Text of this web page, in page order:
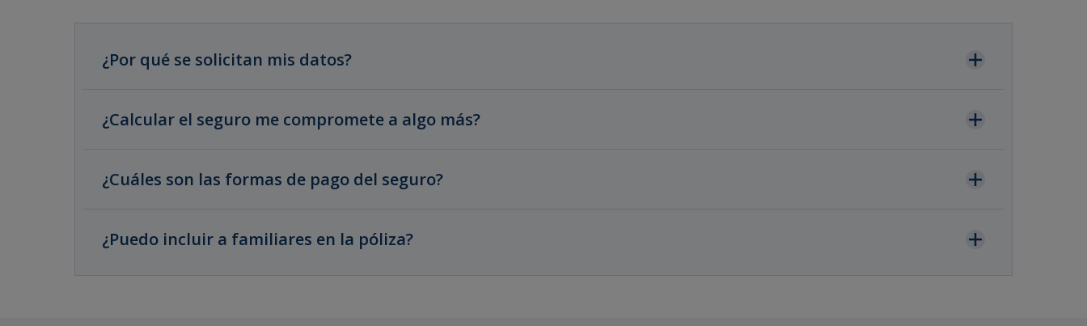
¿Por qué se solicitan mis datos?
¿Calcular el seguro me compromete a algo más?
¿Cuáles son las formas de pago del seguro?
¿Puedo incluir a familiares en la póliza?